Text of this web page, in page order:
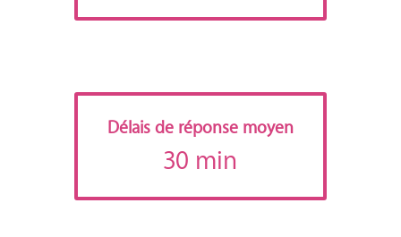
Délais de réponse moyen
30 min